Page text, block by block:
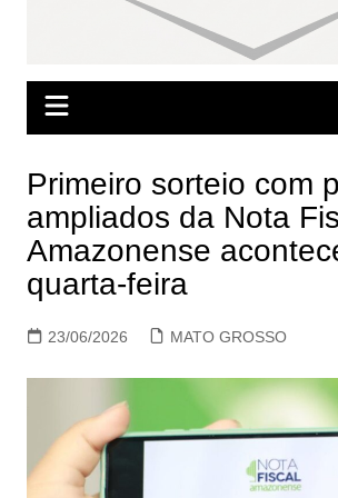
Primeiro sorteio com
ampliados da Nota
Amazonense
quarta-feira
23/06/2026 MATO GROSSO